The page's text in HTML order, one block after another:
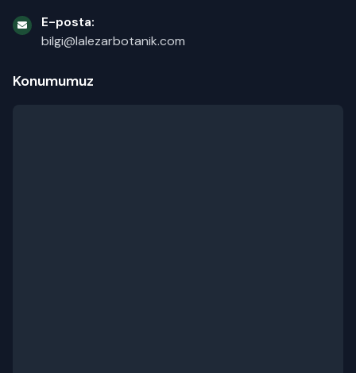
E-posta:
bilgi@lalezarbotanik.com
Konumumuz